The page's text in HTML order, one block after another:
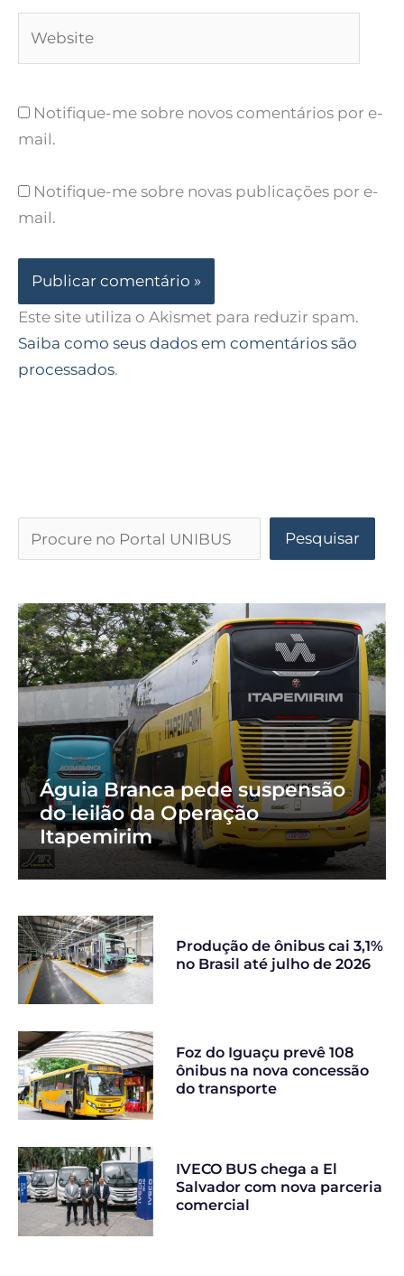
Notifique-me sobre novos comentários por e-
mail.
Notifique-me sobre novas publicações por e-
mail.
Este site utiliza o Akismet para reduzir spam.
Saiba como seus dados em comentários são
processados.
Pesquisar
Águia Branca pede suspensão
do leilão da Operação
Itapemirim
Produção de ônibus cai 3,1%
no Brasil até julho de 2026
Foz do Iguaçu prevê 108
ônibus na nova concessão
do transporte
IVECO BUS chega a El
Salvador com nova parceria
comercial